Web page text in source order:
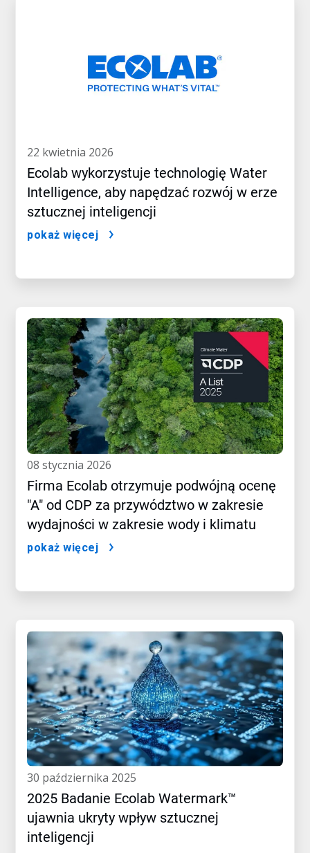
22 kwietnia 2026
Ecolab wykorzystuje technologię Water
Intelligence, aby napędzać rozwój w erze
sztucznej inteligencji
pokaż więcej
08 stycznia 2026
Firma Ecolab otrzymuje podwójną ocenę
"A" od CDP za przywództwo w zakresie
wydajności w zakresie wody i klimatu
pokaż więcej
30 października 2025
2025 Badanie Ecolab Watermark™
ujawnia ukryty wpływ sztucznej
inteligencji